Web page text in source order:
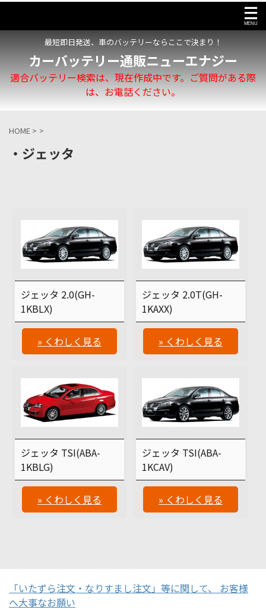
最短即日発送、車のバッテリーならここで決まり！
カーバッテリー通販ニューエナジー
適合バッテリー検索は、現在作成中です。ご質問がある際
は、お電話ください。
HOME > >
・ジェッタ
ジェッタ 2.0(GH-
1KBLX)
» くわしく見る
ジェッタ 2.0T(GH-
1KAXX)
» くわしく見る
ジェッタ TSI(ABA-
1KBLG)
» くわしく見る
ジェッタ TSI(ABA-
1KCAV)
» くわしく見る
「いたずら注文・なりすまし注文」等に関して、 お客様
へ大事なお願い